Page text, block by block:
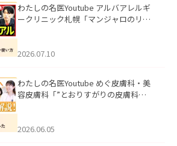
わたしの名医Youtube アルバアレルギ
ークリニック札幌「マンジャロのリア
た。
2026.07.10
わたしの名医Youtube めぐ皮膚科・美
容皮膚科「”とおりすがりの皮膚科
2026.06.05